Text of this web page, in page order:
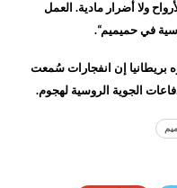
ولا أضرار مادية. العمل
في حميميم“.
بريطانيا إن انفجارات سُمعت
الجوية الروسية لهجوم.